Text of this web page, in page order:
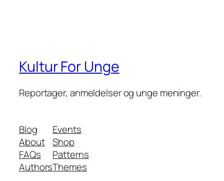
Kultur For Unge
Reportager, anmeldelser og unge meninger.
Blog
About
FAQs
Authors
Events
Shop
Patterns
Themes